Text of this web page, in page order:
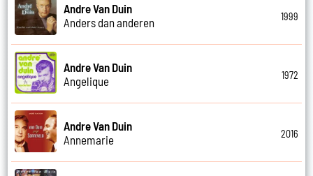
Andre Van Duin
Anders dan anderen
1999
Andre Van Duin
Angelique
1972
Andre Van Duin
Annemarie
2016